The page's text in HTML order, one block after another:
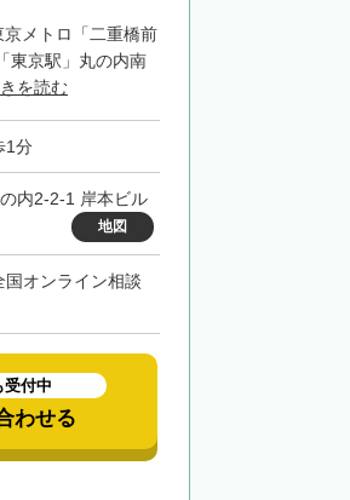
メトロ「二重橋前
東京駅」丸の内南
を読む
1分
内2-2-1 岸本ビル
地図
オンライン相談
受付中
わせる